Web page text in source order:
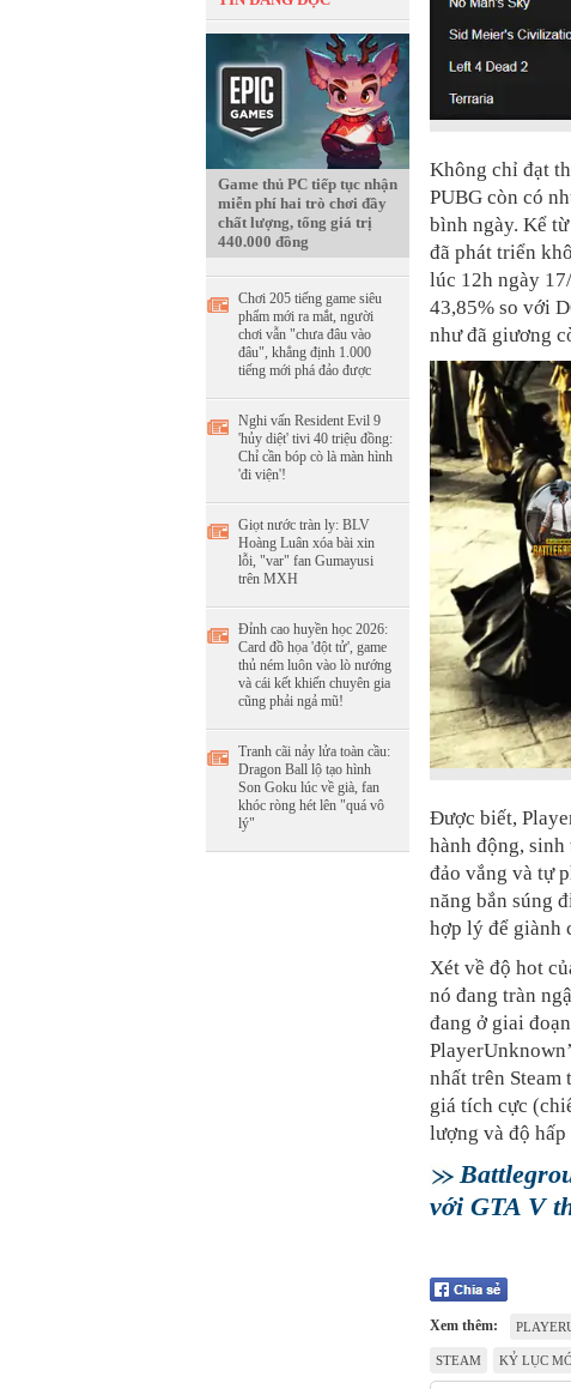
Game thủ PC tiếp tục nhận
miễn phí hai trò chơi đầy
chất lượng, tổng giá trị
440.000 đồng
Chơi 205 tiếng game siêu
phẩm mới ra mắt, người
chơi vẫn "chưa đâu vào
đâu", khẳng định 1.000
tiếng mới phá đảo được
Nghi vấn Resident Evil 9
'hủy diệt' tivi 40 triệu đồng:
Chỉ cần bóp cò là màn hình
'đi viện'!
Giọt nước tràn ly: BLV
Hoàng Luân xóa bài xin
lỗi, "var" fan Gumayusi
trên MXH
Đỉnh cao huyền học 2026:
Card đồ họa 'đột tử', game
thủ ném luôn vào lò nướng
và cái kết khiến chuyên gia
cũng phải ngả mũ!
Tranh cãi nảy lửa toàn cầu:
Dragon Ball lộ tạo hình
Son Goku lúc về già, fan
khóc ròng hét lên "quá vô
lý"
Không chỉ đạt
PUBG còn có
bình ngày. Kể
đã phát triển
lúc 12h ngày
43,85% so với
như đã giương
Được biết,
hành động,
đảo vắng và tự
năng bắn súng
hợp lý để giành
Xét về độ hot
nó đang tràn
đang ở giai
nhất trên
giá tích cực
lượng và độ hấp
với GTA V
Xem thêm:
STEAM KỶ LỤC